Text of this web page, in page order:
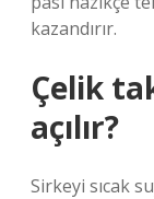
kazandırır.
Çelik
açılır?
Sirkeyi sıcak